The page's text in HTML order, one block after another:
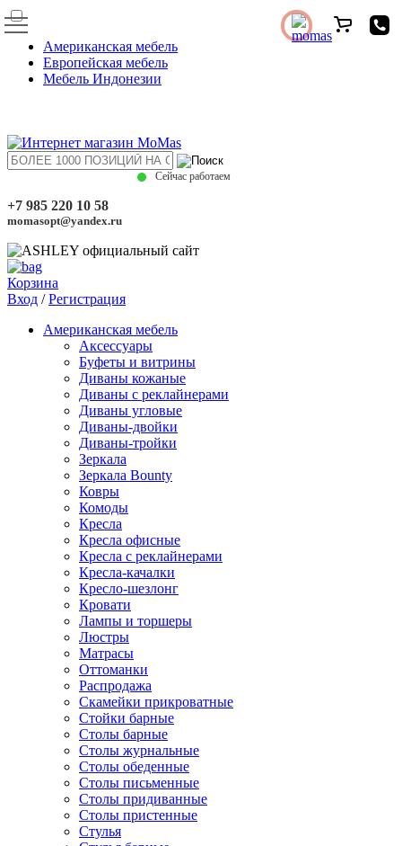
Американская мебель
Европейская мебель
Мебель Индонезии
Сейчас работаем
+7 985 220 10 58
momasopt@yandex.ru
Корзина
Вход /Регистрация
Американская мебель
Аксессуары
Буфеты и витрины
Диваны кожаные
Диваны с реклайнерами
Диваны угловые
Диваны-двойки
Диваны-тройки
Зеркала
Зеркала Bounty
Ковры
Комоды
Кресла
Кресла офисные
Кресла с реклайнерами
Кресла-качалки
Кресло-шезлонг
Кровати
Лампы и торшеры
Люстры
Матрасы
Оттоманки
Распродажа
Скамейки прикроватные
Стойки барные
Столы барные
Столы журнальные
Столы обеденные
Столы письменные
Столы придиванные
Столы пристенные
Стулья